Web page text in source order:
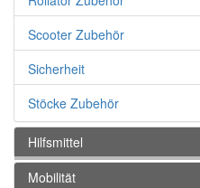
Scooter Zubehör
Sicherheit
Stöcke Zubehör
Hilfsmittel
Mobilität